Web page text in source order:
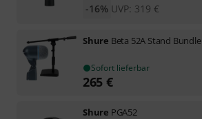
UVP: 319 €
-16%
Shure Beta 52A Stand Bundle
Sofort lieferbar
265 €
Shure PGA52